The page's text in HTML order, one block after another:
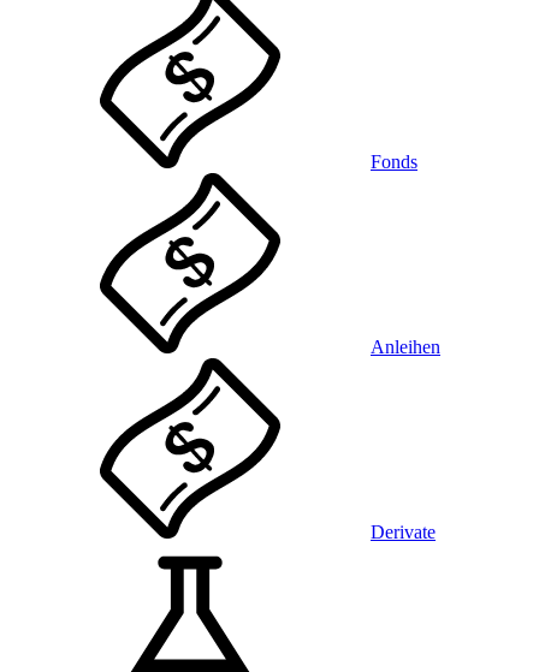
Fonds
Anleihen
Derivate